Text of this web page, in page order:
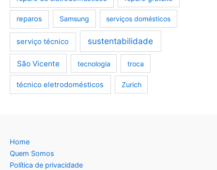
reparos Samsung serviços domésticos
serviço técnico sustentabilidade
São Vicente tecnologia troca
técnico eletrodomésticos Zurich
Home
Quem Somos
Política de privacidade